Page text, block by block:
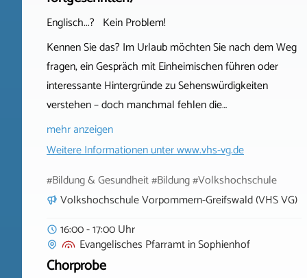
Englisch...? Kein Problem!
Kennen Sie das? Im Urlaub möchten Sie nach dem Weg
fragen, ein Gespräch mit Einheimischen führen oder
interessante Hintergründe zu Sehenswürdigkeiten
verstehen – doch manchmal fehlen die…
mehr anzeigen
Weitere Informationen unterwww.vhs-vg.de
#Bildung & Gesundheit #Bildung #Volkshochschule
Volkshochschule Vorpommern-Greifswald (VHS VG)
16:00 - 17:00 Uhr
Evangelisches PfarramtinSophienhof
Chorprobe